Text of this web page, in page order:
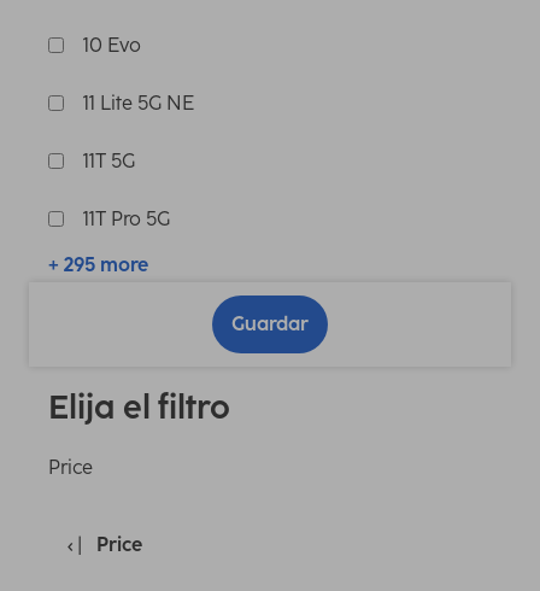
10 Evo
11 Lite 5G NE
11T 5G
11T Pro 5G
+ 295 more
Guardar
Elija el filtro
Price
Price